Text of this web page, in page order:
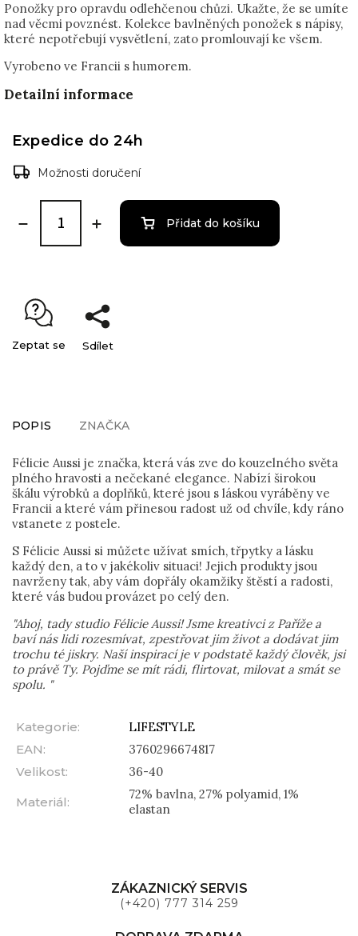
Ponožky pro opravdu odlehčenou chůzi. Ukažte, že se umíte
nad věcmi povznést. Kolekce bavlněných ponožek s nápisy,
které nepotřebují vysvětlení, zato promlouvají ke všem.
Vyrobeno ve Francii s humorem.
Detailní informace
Expedice do 24h
Možnosti doručení
Přidat do košíku
Zeptat se Sdílet
POPIS ZNAČKA
Félicie Aussi je značka, která vás zve do kouzelného světa
plného hravosti a nečekané elegance. Nabízí širokou
škálu výrobků a doplňků, které jsou s láskou vyráběny ve
Francii a které vám přinesou radost už od chvíle, kdy ráno
vstanete z postele.
S Félicie Aussi si můžete užívat smích, třpytky a lásku
každý den, a to v jakékoliv situaci! Jejich produkty jsou
navrženy tak, aby vám dopřály okamžiky štěstí a radosti,
které vás budou provázet po celý den.
"Ahoj, tady studio Félicie Aussi! Jsme kreativci z Paříže a
baví nás lidi rozesmívat, zpestřovat jim život a dodávat jim
trochu té jiskry. Naší inspirací je v podstatě každý člověk, jsi
to právě Ty. Pojďme se mít rádi, flirtovat, milovat a smát se
spolu. "
Kategorie:
LIFESTYLE
EAN:
3760296674817
Velikost:
36-40
Materiál:
72% bavlna, 27% polyamid, 1%
elastan
ZÁKAZNICKÝ SERVIS
(+420) 777 314 259